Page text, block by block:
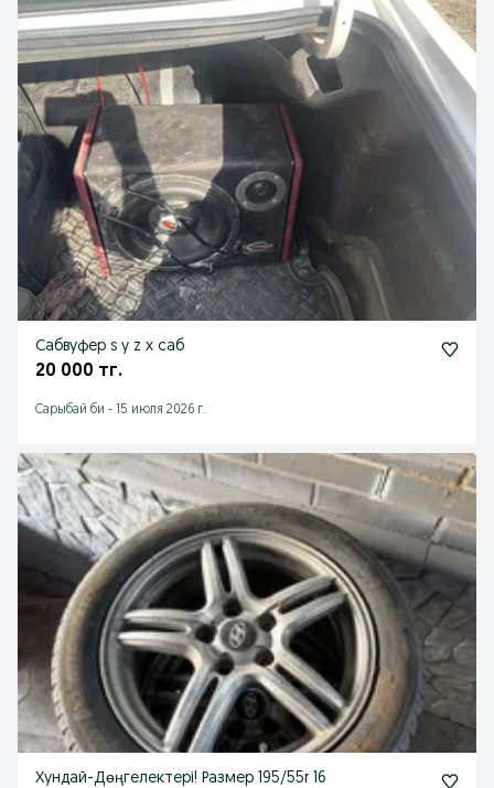
Сабвуфер s y z x саб
20 000 тг.
Сарыбай би - 15 июля 2026 г.
Хундай-Дөңгелектері! Размер 195/55r 16